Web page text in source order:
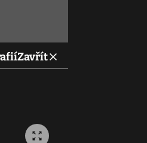
Zavřít